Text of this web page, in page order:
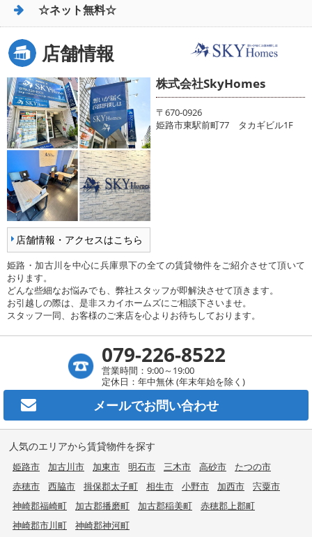
☆ネット無料☆
店舗情報
店舗情報・アクセスはこちら
株式会社SkyHomes
〒670-0926
姫路市東駅前町77 タカギビル1F
姫路・加古川を中心に兵庫県下の全ての賃貸物件をご紹介させて頂いて
おります。
どんな些細なお悩みでも、弊社スタッフが即解決させて頂きます。
お引越しの際は、是非スカイホームズにご相談下さいませ。
スタッフ一同、お客様のご来店を心よりお待ちしております。
079-226-8522
営業時間：9:00～19:00
定休日：年中無休 (年末年始を除く)
メールでお問い合わせ
人気のエリアから賃貸物件を探す
姫路市 加古川市 加東市 明石市 三木市 高砂市
たつの市
赤穂市
西脇市 揖保郡太子町 相生市 小野市 加西市
宍粟市
神崎郡福崎町
加古郡播磨町 加古郡稲美町
赤穂郡上郡町
神崎郡市川町
神崎郡神河町